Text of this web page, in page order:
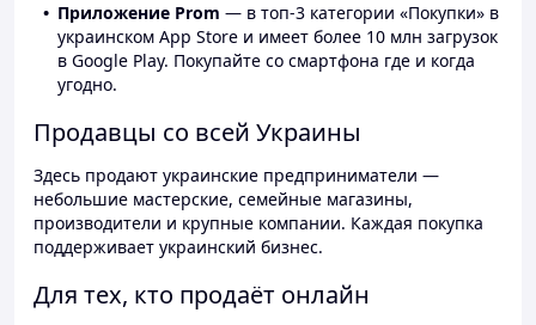
Приложение Prom — в топ-3 категории «Покупки» в
украинском App Store и имеет более 10 млн загрузок
в Google Play. Покупайте со смартфона где и когда
угодно.
Продавцы со всей Украины
Здесь продают украинские предприниматели —
небольшие мастерские, семейные магазины,
производители и крупные компании. Каждая покупка
поддерживает украинский бизнес.
Для тех, кто продаёт онлайн